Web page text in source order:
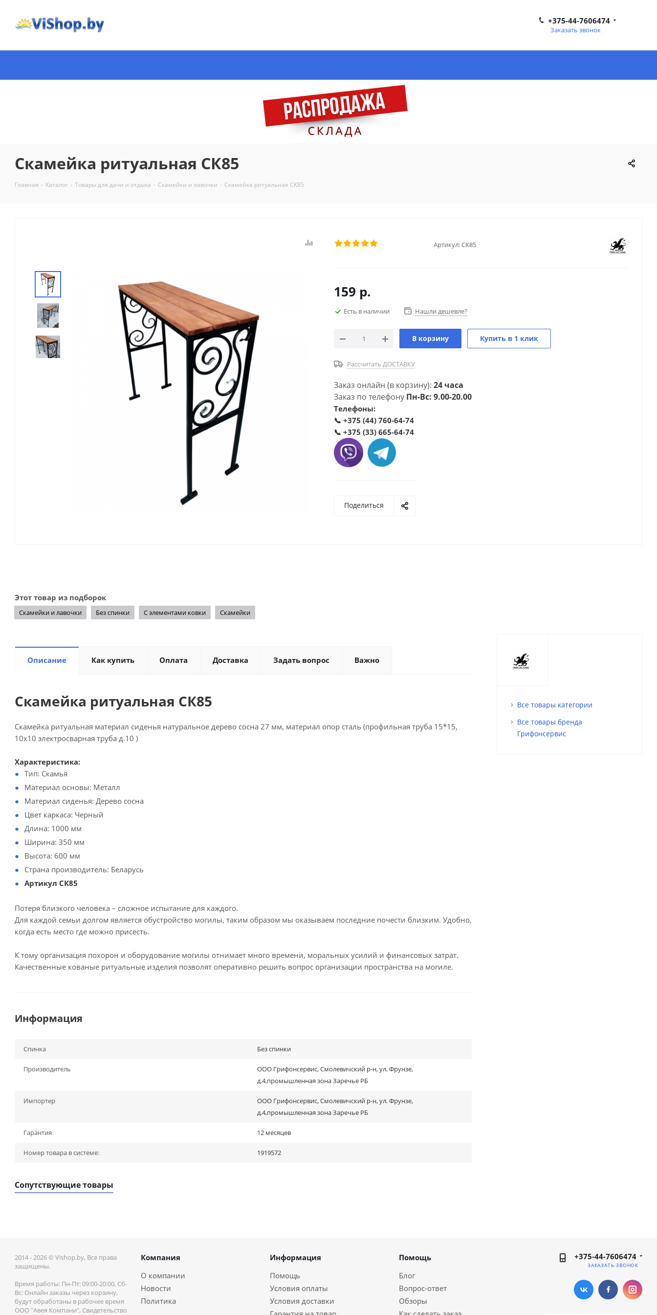
+375-44-7606474
Заказать звонок
Скамейка ритуальная СК85
Главная - Каталог - Товары для дачи и отдыха - Скамейки и лавочки - Скамейка ритуальная СК85
Артикул:СК85
159 р.
Есть в наличии Нашли дешевле?
В корзину Купить в 1 клик
Рассчитать ДОСТАВКУ
Заказ онлайн (в корзину): 24 часа
Заказ по телефону Пн-Вс: 9.00-20.00
Телефоны:
📞 +375 (44) 760-64-74
📞 +375 (33) 665-64-74
Поделиться
Этот товар из подборок
Скамейки и лавочки Без спинки С элементами ковки Скамейки
Описание Как купить Оплата Доставка Задать вопрос Важно
Скамейка ритуальная СК85
Скамейка ритуальная материал сиденья натуральное дерево сосна 27 мм, материал опор сталь (профильная труба 15*15,
10х10 электросварная труба д.10 )
Характеристика:
Тип: Скамья
Материал основы: Металл
Материал сиденья: Дерево сосна
Цвет каркаса: Черный
Длина: 1000 мм
Ширина: 350 мм
Высота: 600 мм
Страна производитель: Беларусь
Артикул СК85
Потеря близкого человека – сложное испытание для каждого.
Для каждой семьи долгом является обустройство могилы, таким образом мы оказываем последние почести близким. Удобно,
когда есть место где можно присесть.
К тому организация похорон и оборудование могилы отнимает много времени, моральных усилий и финансовых затрат.
Качественные кованые ритуальные изделия позволят оперативно решить вопрос организации пространства на могиле.
Информация
Спинка Без спинки
Производитель
ООО Грифонсервис, Смолевичский р-н, ул. Фрунзе,
д.4,промышленная зона Заречье РБ
Импортер
ООО Грифонсервис, Смолевичский р-н, ул. Фрунзе,
д.4,промышленная зона Заречье РБ
Гарантия 12 месяцев
Номер товара в системе: 1919572
Сопутствующие товары
Все товары категории
Все товары бренда
Грифонсервис
2014 - 2026 © Vishop.by, Все права
защищены.
Время работы: Пн-Пт: 09:00-20:00, Сб-
Вс: Онлайн заказы через корзину,
будут обработаны в рабочее время
ООО "Авея Компани", Свидетельство
Компания
О компании
Новости
Политика
Информация
Помощь
Условия оплаты
Условия доставки
Помощь
Блог
Вопрос-ответ
Обзоры
+375-44-7606474
ЗАКАЗАТЬ ЗВОНОК